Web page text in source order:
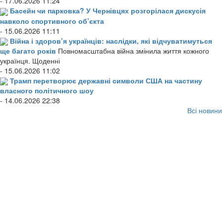
Басейн чи парковка? У Чернівцях розгорілася дискусія
навколо спортивного об’єкта
- 15.06.2026 11:11
Війна і здоров’я українців: наслідки, які відчуватимуться
ще багато років Повномасштабна війна змінила життя кожного
українця. Щоденні
- 15.06.2026 11:02
Трамп перетворює державні символи США на частину
власного політичного шоу
- 14.06.2026 22:38
Всі новини